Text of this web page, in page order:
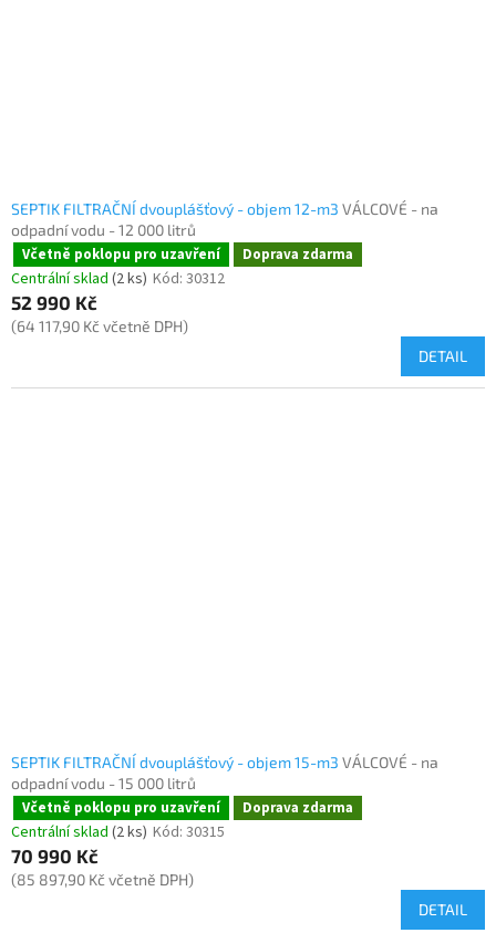
SEPTIK FILTRAČNÍ dvouplášťový - objem 12-m3 VÁLCOVÉ - na
odpadní vodu - 12 000 litrů
Včetně poklopu pro uzavření Doprava zdarma
Centrální sklad (2 ks) Kód: 30312
52 990 Kč
(64 117,90 Kč včetně DPH)
DETAIL
SEPTIK FILTRAČNÍ dvouplášťový - objem 15-m3 VÁLCOVÉ - na
odpadní vodu - 15 000 litrů
Včetně poklopu pro uzavření Doprava zdarma
Centrální sklad (2 ks) Kód: 30315
70 990 Kč
(85 897,90 Kč včetně DPH)
DETAIL